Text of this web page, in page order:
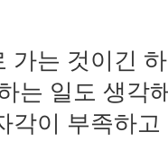
가는 것이긴
는 일도 생각
각이 부족하